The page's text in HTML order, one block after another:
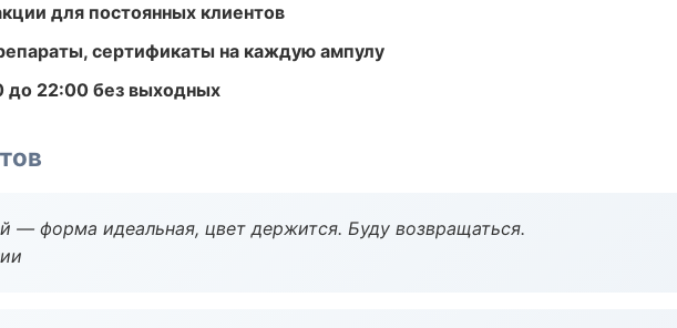
для постоянных клиентов
сертификаты на каждую ампулу
до 22:00 без выходных
— форма идеальная, цвет держится. Буду возвращаться.